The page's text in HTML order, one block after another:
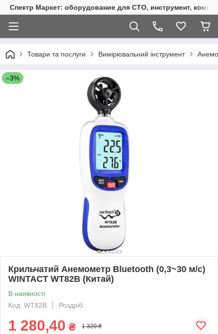
Спектр Маркет: оборудование для СТО, инструмент,
Товари та послуги Вимірювальний інструмент
–3%
Крильчатий Анемометр Bluetooth (0,3~30 м/с)
WINTACT WT82B (Китай)
В наявності
Код: WT82B
Роздріб
1 280,40 ₴ 1 320 ₴